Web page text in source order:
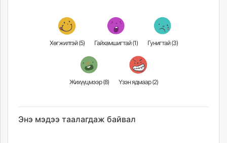
Хөгжилтэй (5) Гайхамшигтай (1) Гунигтай (3)
Жихүүцмээр (8) Үзэн ядмаар (2)
Энэ мэдээ таалагдаж байвал